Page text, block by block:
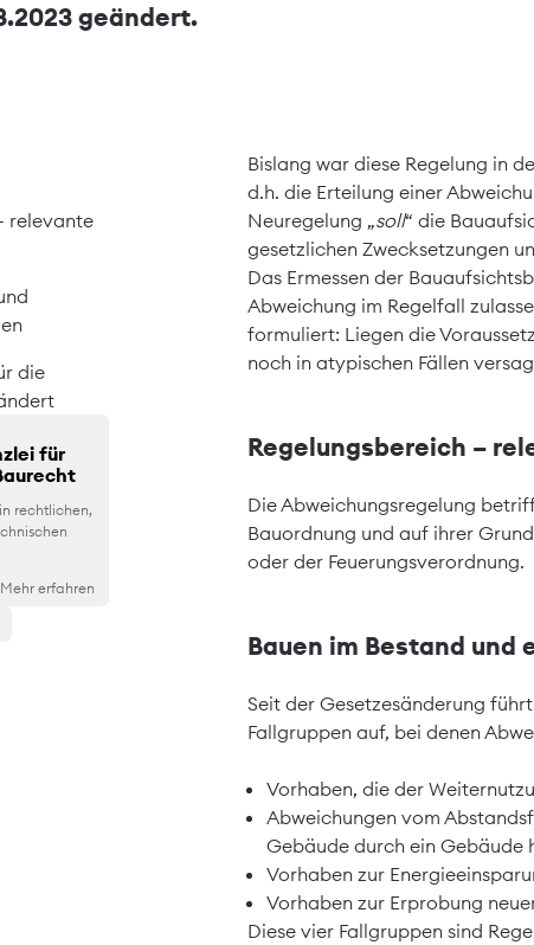
geändert.
relevante
die
für
rechtlichen,
Mehr erfahren
Bislang war diese Regelung in
d.h. die Erteilung einer
Neuregelung „soll“ die
gesetzlichen Zwecksetzungen
Das Ermessen der
Abweichung im Regelfall
formuliert: Liegen die
noch in atypischen Fällen
Regelungsbereich –
Die Abweichungsregelung
Bauordnung und auf ihrer
oder der Feuerungsverordnung.
Bauen im Bestand und
Seit der Gesetzesänderung
Fallgruppen auf, bei denen
Vorhaben, die der
Abweichungen vom
Gebäude durch ein Gebäude
Vorhaben zur
Vorhaben zur Erprobung
Diese vier Fallgruppen sind